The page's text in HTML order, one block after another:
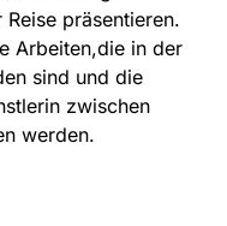
präsentieren.
Arbeiten,die in der
sind und die
zwischen
werden.